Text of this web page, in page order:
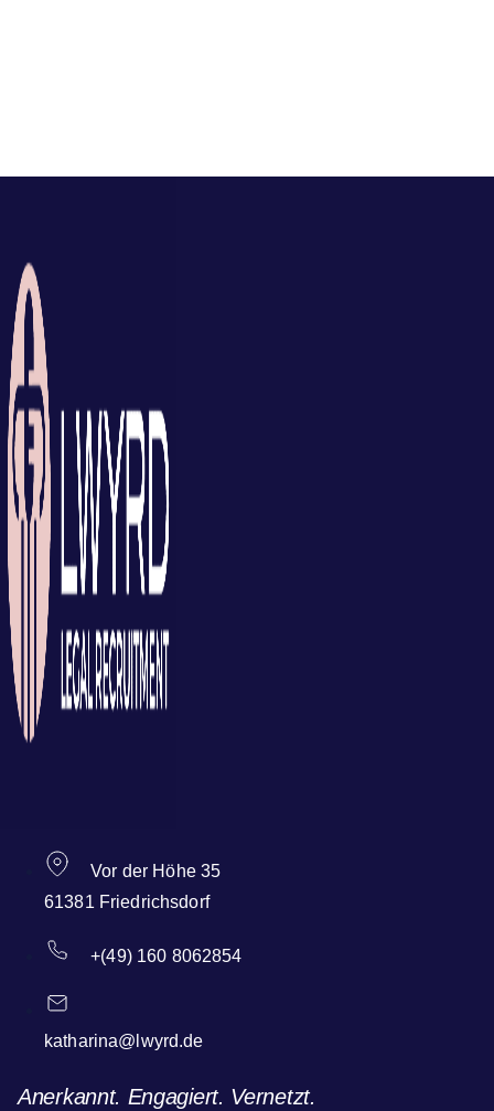
Vor der Höhe 35
61381 Friedrichsdorf
+(49) 160 8062854
katharina@lwyrd.de
Anerkannt. Engagiert. Vernetzt.